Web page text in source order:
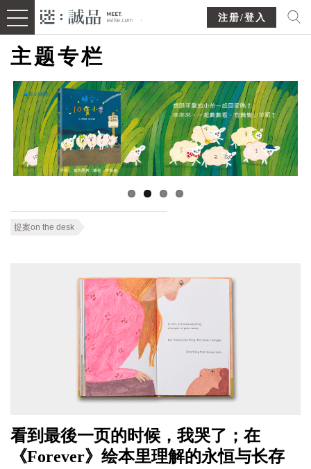
注册/登入
主题专栏
提案on the desk
看到最後一页的时候，我哭了；在
《Forever》绘本里理解的永恒与长存